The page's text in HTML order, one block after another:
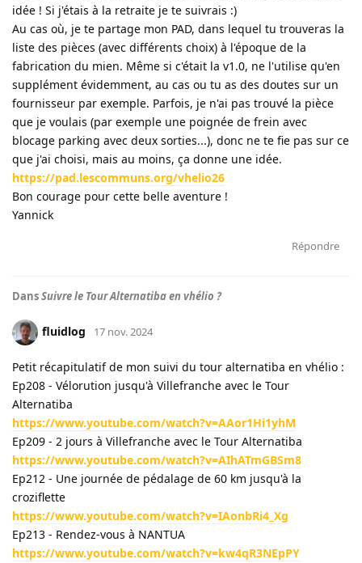
idée ! Si j'étais à la retraite je te suivrais :)
Au cas où, je te partage mon PAD, dans lequel tu trouveras la
liste des pièces (avec différents choix) à l'époque de la
fabrication du mien. Même si c'était la v1.0, ne l'utilise qu'en
supplément évidemment, au cas ou tu as des doutes sur un
fournisseur par exemple. Parfois, je n'ai pas trouvé la pièce
que je voulais (par exemple une poignée de frein avec
blocage parking avec deux sorties...), donc ne te fie pas sur ce
que j'ai choisi, mais au moins, ça donne une idée.
https://pad.lescommuns.org/vhelio26
Bon courage pour cette belle aventure !
Yannick
Répondre
DansSuivre le Tour Alternatiba en vhélio ?
fluidlog 17 nov. 2024
Petit récapitulatif de mon suivi du tour alternatiba en vhélio :
Ep208 - Vélorution jusqu'à Villefranche avec le Tour
Alternatiba
https://www.youtube.com/watch?v=AAor1Hi1yhM
Ep209 - 2 jours à Villefranche avec le Tour Alternatiba
https://www.youtube.com/watch?v=AIhATmGBSm8
Ep212 - Une journée de pédalage de 60 km jusqu'à la
croziflette
https://www.youtube.com/watch?v=IAonbRi4_Xg
Ep213 - Rendez-vous à NANTUA
https://www.youtube.com/watch?v=kw4qR3NEpPY